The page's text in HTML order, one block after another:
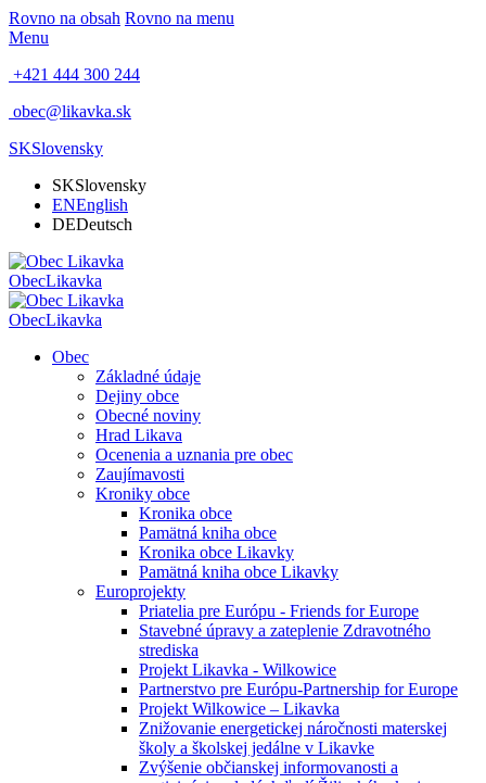
Rovno na obsah Rovno na menu
Menu
+421 444 300 244
obec@likavka.sk
SKSlovensky
SKSlovensky
ENEnglish
DEDeutsch
ObecLikavka
ObecLikavka
Obec
Základné údaje
Dejiny obce
Obecné noviny
Hrad Likava
Ocenenia a uznania pre obec
Zaujímavosti
Kroniky obce
Kronika obce
Pamätná kniha obce
Kronika obce Likavky
Pamätná kniha obce Likavky
Europrojekty
Priatelia pre Európu - Friends for Europe
Stavebné úpravy a zateplenie Zdravotného
strediska
Projekt Likavka - Wilkowice
Partnerstvo pre Európu-Partnership for Europe
Projekt Wilkowice – Likavka
Znižovanie energetickej náročnosti materskej
školy a školskej jedálne v Likavke
Zvýšenie občianskej informovanosti a